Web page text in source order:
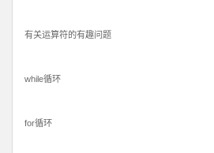
有关运算符的有趣问题
while循环
for循环